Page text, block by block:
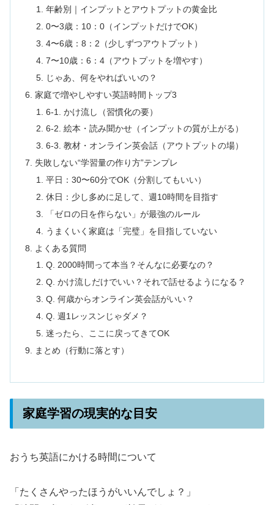
年齢別｜インプットとアウトプットの黄金比
0〜3歳：10：0（インプットだけでOK）
4〜6歳：8：2（少しずつアウトプット）
7〜10歳：6：4（アウトプットを増やす）
じゃあ、何をやればいいの？
家庭で増やしやすい英語時間トップ3
6-1. かけ流し（習慣化の要）
6-2. 絵本・読み聞かせ（インプットの質が上がる）
6-3. 教材・オンライン英会話（アウトプットの場）
失敗しない“学習量の作り方”テンプレ
平日：30〜60分でOK（分割してもいい）
休日：少し多めに足して、週10時間を目指す
「ゼロの日を作らない」が最強のルール
うまくいく家庭は「完璧」を目指していない
よくある質問
Q. 2000時間って本当？そんなに必要なの？
Q. かけ流しだけでいい？それで話せるようになる？
Q. 何歳からオンライン英会話がいい？
Q. 週1レッスンじゃダメ？
迷ったら、ここに戻ってきてOK
まとめ（行動に落とす）
家庭学習の現実的な目安
おうち英語にかける時間について
「たくさんやったほうがいいんでしょ？」